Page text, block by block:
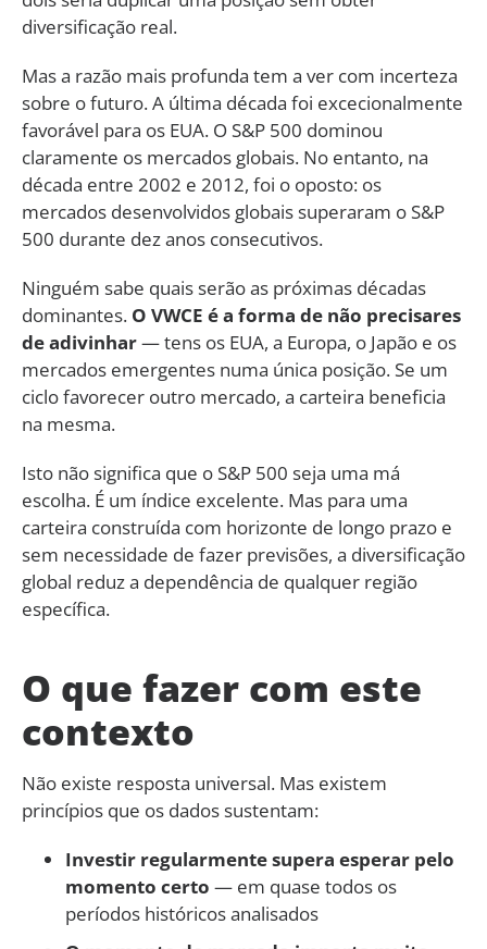
diversificação real.
Mas a razão mais profunda tem a ver com incerteza
sobre o futuro. A última década foi excecionalmente
favorável para os EUA. O S&P 500 dominou
claramente os mercados globais. No entanto, na
década entre 2002 e 2012, foi o oposto: os
mercados desenvolvidos globais superaram o S&P
500 durante dez anos consecutivos.
Ninguém sabe quais serão as próximas décadas
dominantes. O VWCE é a forma de não precisares
de adivinhar— tens os EUA, a Europa, o Japão e os
mercados emergentes numa única posição. Se um
ciclo favorecer outro mercado, a carteira beneficia
na mesma.
Isto não significa que o S&P 500 seja uma má
escolha. É um índice excelente. Mas para uma
carteira construída com horizonte de longo prazo e
sem necessidade de fazer previsões, a diversificação
global reduz a dependência de qualquer região
específica.
O que fazer com este
contexto
Não existe resposta universal. Mas existem
princípios que os dados sustentam:
Investir regularmente supera esperar pelo
momento certo — em quase todos os
períodos históricos analisados